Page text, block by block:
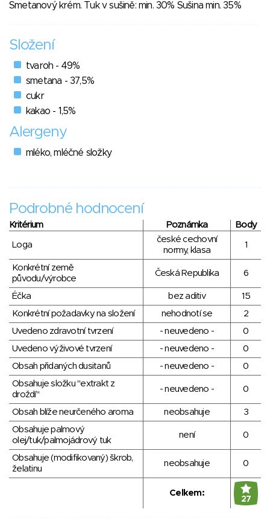
Smetanový krém. Tuk v sušině: min. 30% Sušina min. 35%
Složení
tvaroh - 49%
smetana - 37,5%
cukr
kakao - 1,5%
Alergeny
mléko, mléčné složky
Podrobné hodnocení
Kritérium Poznámka Body
Loga
české cechovní
normy, klasa
1
Konkrétní země
původu/výrobce
Česká Republika 6
Éčka bez aditiv
15
Konkrétní požadavky na složení
nehodnotí se
2
Uvedeno zdravotní tvrzení
- neuvedeno -
0
Uvedeno výživové tvrzení
- neuvedeno -
0
Obsah přidaných dusitanů
- neuvedeno -
0
Obsahuje složku "extrakt z
droždí"
- neuvedeno - 0
Obsah blíže neurčeného aroma neobsahuje
3
Obsahuje palmový
olej/tuk/palmojádrový tuk
není 0
Obsahuje (modifikovaný) škrob,
želatinu
neobsahuje 0
Celkem:
27